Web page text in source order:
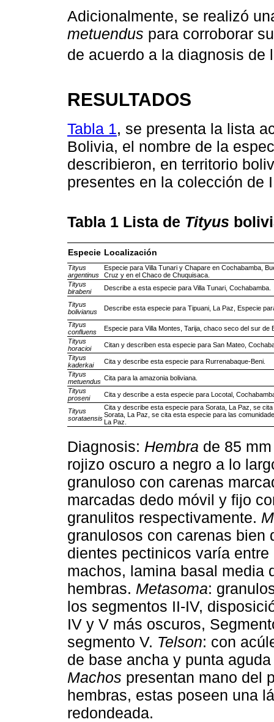
Adicionalmente, se realizó
metuendus para corroborar
de acuerdo a la diagnosis de
RESULTADOS
Tabla 1, se presenta la lista
Bolivia, el nombre de la
describieron, en territorio
presentes en la colección de
Tabla 1 Lista de Tityus
Especie Localización
Tityus
argentinus
Especie para Villa Tunari y Chapare en Cochabamba,
Cruz y en el Chaco de Chuquisaca.
Tityus
birabeni
Describe a esta especie para Villa Tunari, Cochabamba.
Tityus
bolivianus
Describe esta especie para Tipuani, La Paz, Especie
Tityus
confluens
Especie para Villa Montes, Tarija, chaco seco del sur de
Tityus
horacioi
Citan y describen esta especie para San Mateo,
Tityus
kaderkai
Cita y describe esta especie para Rurrenabaque-Beni.
Tityus
metuendus Cita para la amazonia boliviana.
Tityus
proseni
Cita y describe a esta especie para Locotal,
Tityus
sorataensis
Cita y describe esta especie para Sorata, La Paz, se
Sorata, La Paz, se cita esta especie para las
La Paz.
Diagnosis: Hembra de 85
rojizo oscuro a negro a lo
granuloso con carenas
marcadas dedo móvil y fijo
granulitos respectivamente.
granulosos con carenas bien
dientes pectinicos varía
machos, lamina basal media
hembras. Metasoma:
los segmentos II-IV,
IV y V más oscuros,
segmento V. Telson: con
de base ancha y punta
Machos presentan mano del
hembras, estas poseen una
redondeada.